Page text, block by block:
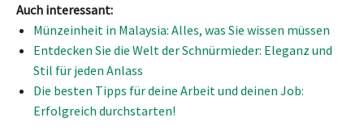
Auch interessant:
Münzeinheit in Malaysia: Alles, was Sie wissen müssen
Entdecken Sie die Welt der Schnürmieder: Eleganz und
Stil für jeden Anlass
Die besten Tipps für deine Arbeit und deinen Job:
Erfolgreich durchstarten!